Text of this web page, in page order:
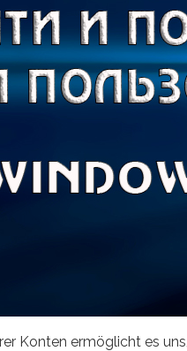
Konten ermöglicht es